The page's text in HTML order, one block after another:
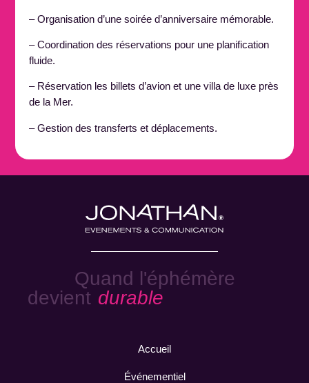
– Organisation d’une soirée d’anniversaire mémorable.
– Coordination des réservations pour une planification
fluide.
– Réservation les billets d’avion et une villa de luxe près
de la Mer.
– Gestion des transferts et déplacements.
Quand l'éphémère
devient durable
Accueil
Événementiel